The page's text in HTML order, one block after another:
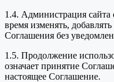
1.4. Администрация сайта
время изменять,
Соглашения без
1.5. Продолжение
означает принятие
настоящее Соглашение.